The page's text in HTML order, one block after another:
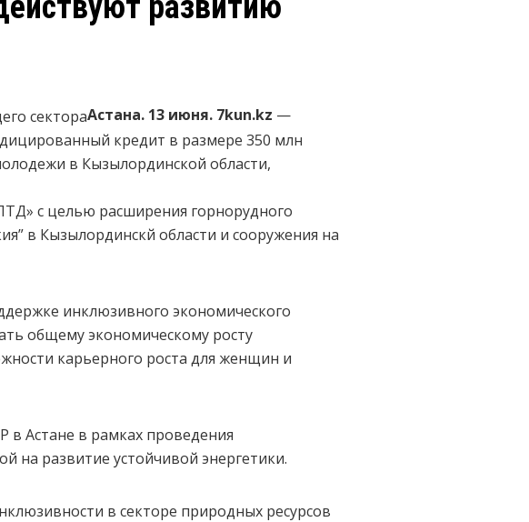
Астана. 13 июня. 7kun.kz —
кредит в размере 350 млн
в Кызылординской области,
с целью расширения горнорудного
в Кызылординскй области и сооружения на
инклюзивного экономического
общему экономическому росту
карьерного роста для женщин и
Астане в рамках проведения
на развитие устойчивой энергетики.
в секторе природных ресурсов